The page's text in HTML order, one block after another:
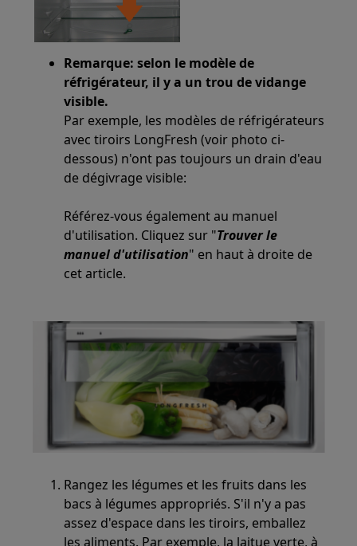
Remarque: selon le modèle de
réfrigérateur, il y a un trou de vidange
visible.
Par exemple, les modèles de réfrigérateurs
avec tiroirs LongFresh (voir photo ci-
dessous) n'ont pas toujours un drain d'eau
de dégivrage visible:
Référez-vous également au manuel
d'utilisation. Cliquez sur "Trouver le
manuel d'utilisation" en haut à droite de
cet article.
Rangez les légumes et les fruits dans les
bacs à légumes appropriés. S'il n'y a pas
assez d'espace dans les tiroirs, emballez
les aliments. Par exemple, la laitue verte, à